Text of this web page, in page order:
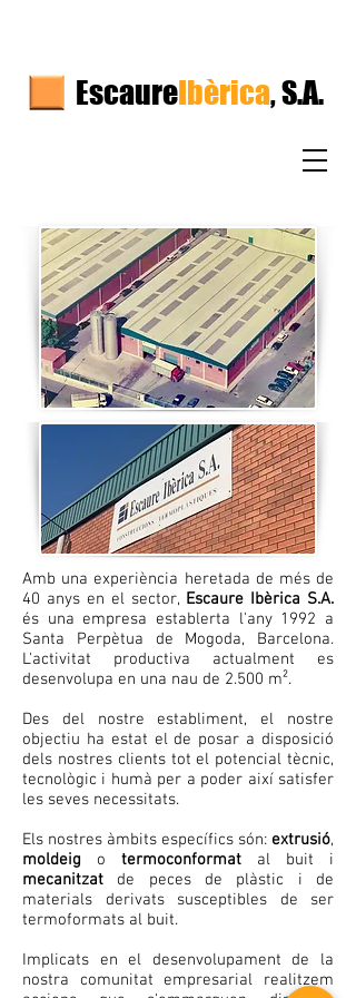
EscaureIbèrica, S.A.
Amb una experiència heretada de més de
40 anys en el sector, Escaure Ibèrica S.A.
és una empresa establerta l'any 1992 a
Santa Perpètua de Mogoda, Barcelona.
L'activitat productiva actualment es
desenvolupa en una nau de 2.500 m².
Des del nostre establiment, el nostre
objectiu ha estat el de posar a disposició
dels nostres clients tot el potencial tècnic,
tecnològic i humà per a poder així satisfer
les seves necessitats.
Els nostres àmbits específics són: extrusió,
moldeig o termoconformat al buit i
mecanitzat de peces de plàstic i de
materials derivats susceptibles de ser
termoformats al buit.
Implicats en el desenvolupament de la
nostra comunitat empresarial realitzem